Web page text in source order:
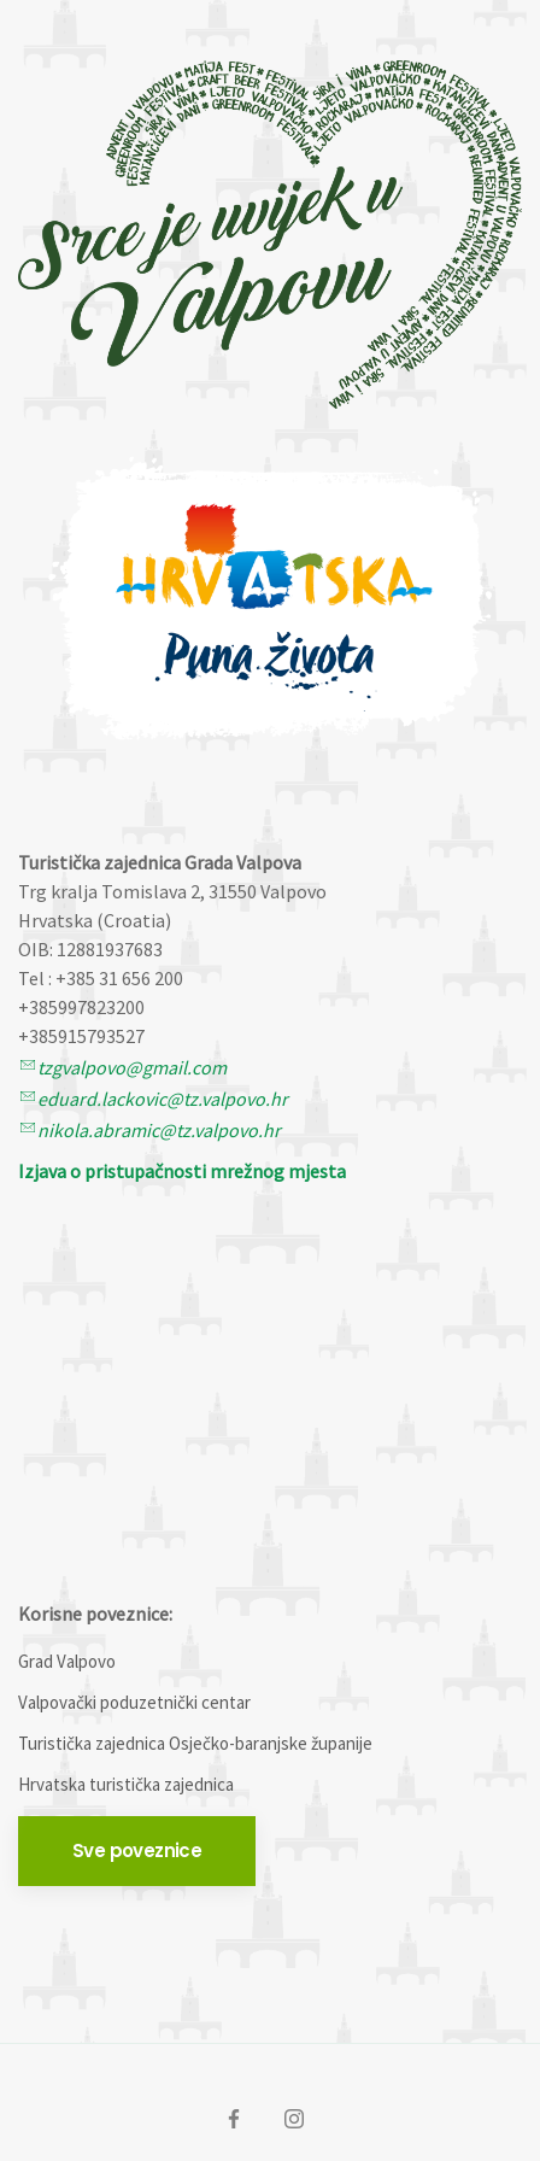
Turistička zajednica Grada Valpova
Trg kralja Tomislava 2, 31550 Valpovo
Hrvatska (Croatia)
OIB: 12881937683
Tel : +385 31 656 200
+385997823200
+385915793527
tzgvalpovo@gmail.com
eduard.lackovic@tz.valpovo.hr
nikola.abramic@tz.valpovo.hr
Izjava o pristupačnosti mrežnog mjesta
Korisne poveznice:
Grad Valpovo
Valpovački poduzetnički centar
Turistička zajednica Osječko-baranjske županije
Hrvatska turistička zajednica
Sve poveznice